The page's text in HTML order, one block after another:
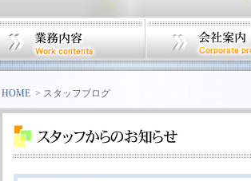
HOME > スタッフブログ